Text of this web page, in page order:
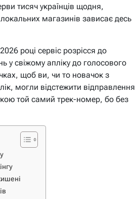
тисяч українців щодня,
магазинів зависає десь
році сервіс розрісся до
у свіжому апліку до голосового
щоб ви, чи то новачок з
могли відстежити відправлення
той самий трек-номер, бо без